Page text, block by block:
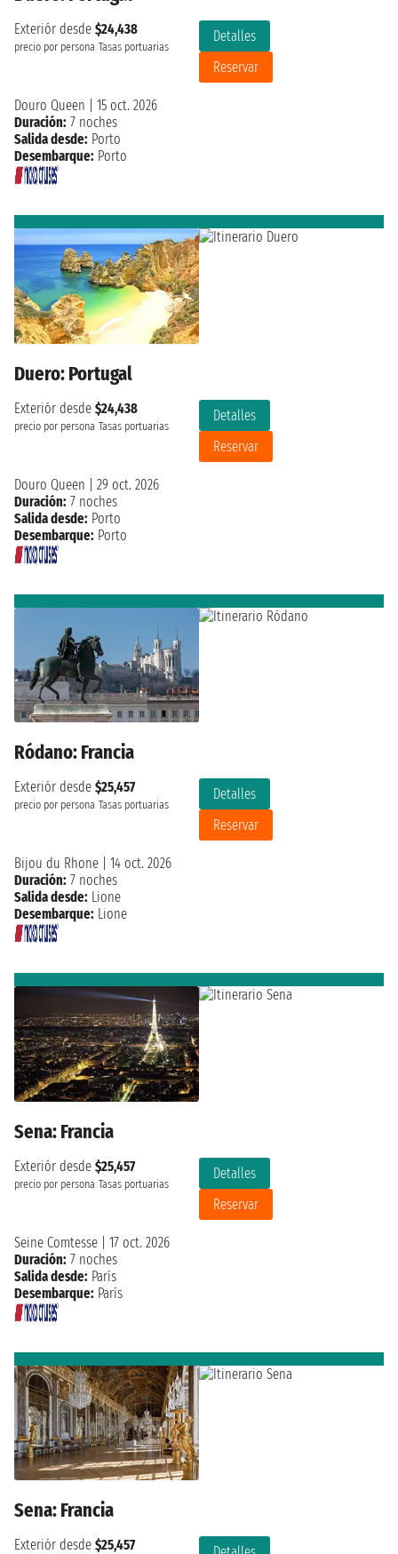
Exteriór desde $24,438
precio por persona Tasas portuarias
Detalles
Reservar
Douro Queen
15 oct. 2026
Duración: 7 noches
Salida desde: Porto
Desembarque: Porto
Duero: Portugal
Exteriór desde $24,438
precio por persona Tasas portuarias
Detalles
Reservar
Douro Queen
29 oct. 2026
Duración: 7 noches
Salida desde: Porto
Desembarque: Porto
Ródano: Francia
Exteriór desde $25,457
precio por persona Tasas portuarias
Detalles
Reservar
Bijou du Rhone
14 oct. 2026
Duración: 7 noches
Salida desde: Lione
Desembarque: Lione
Sena: Francia
Exteriór desde $25,457
precio por persona Tasas portuarias
Detalles
Reservar
Seine Comtesse
17 oct. 2026
Duración: 7 noches
Salida desde: París
Desembarque: París
Sena: Francia
Exteriór desde $25,457